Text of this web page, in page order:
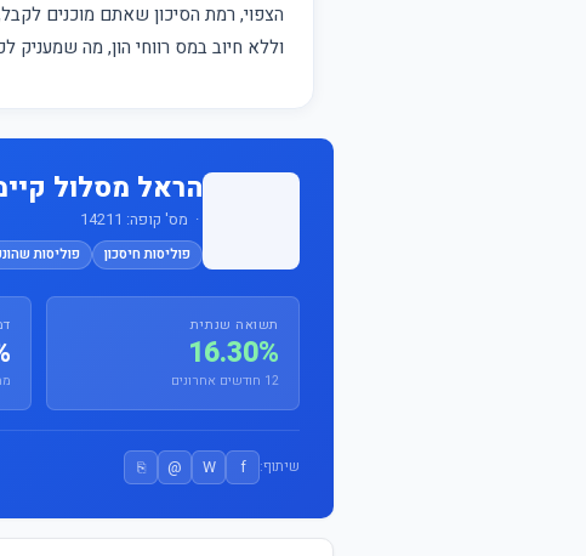
הצפוי, רמת הסיכון שאתם מוכנים
וללא חיוב במס רווחי הון, מה
הראל מסלול
· מס' קופה: 14211
פוליסות חיסכון פוליסות
תשואה שנתית
16.30%
12 חודשים אחרונים
שיתוף: f
W
@
⎘